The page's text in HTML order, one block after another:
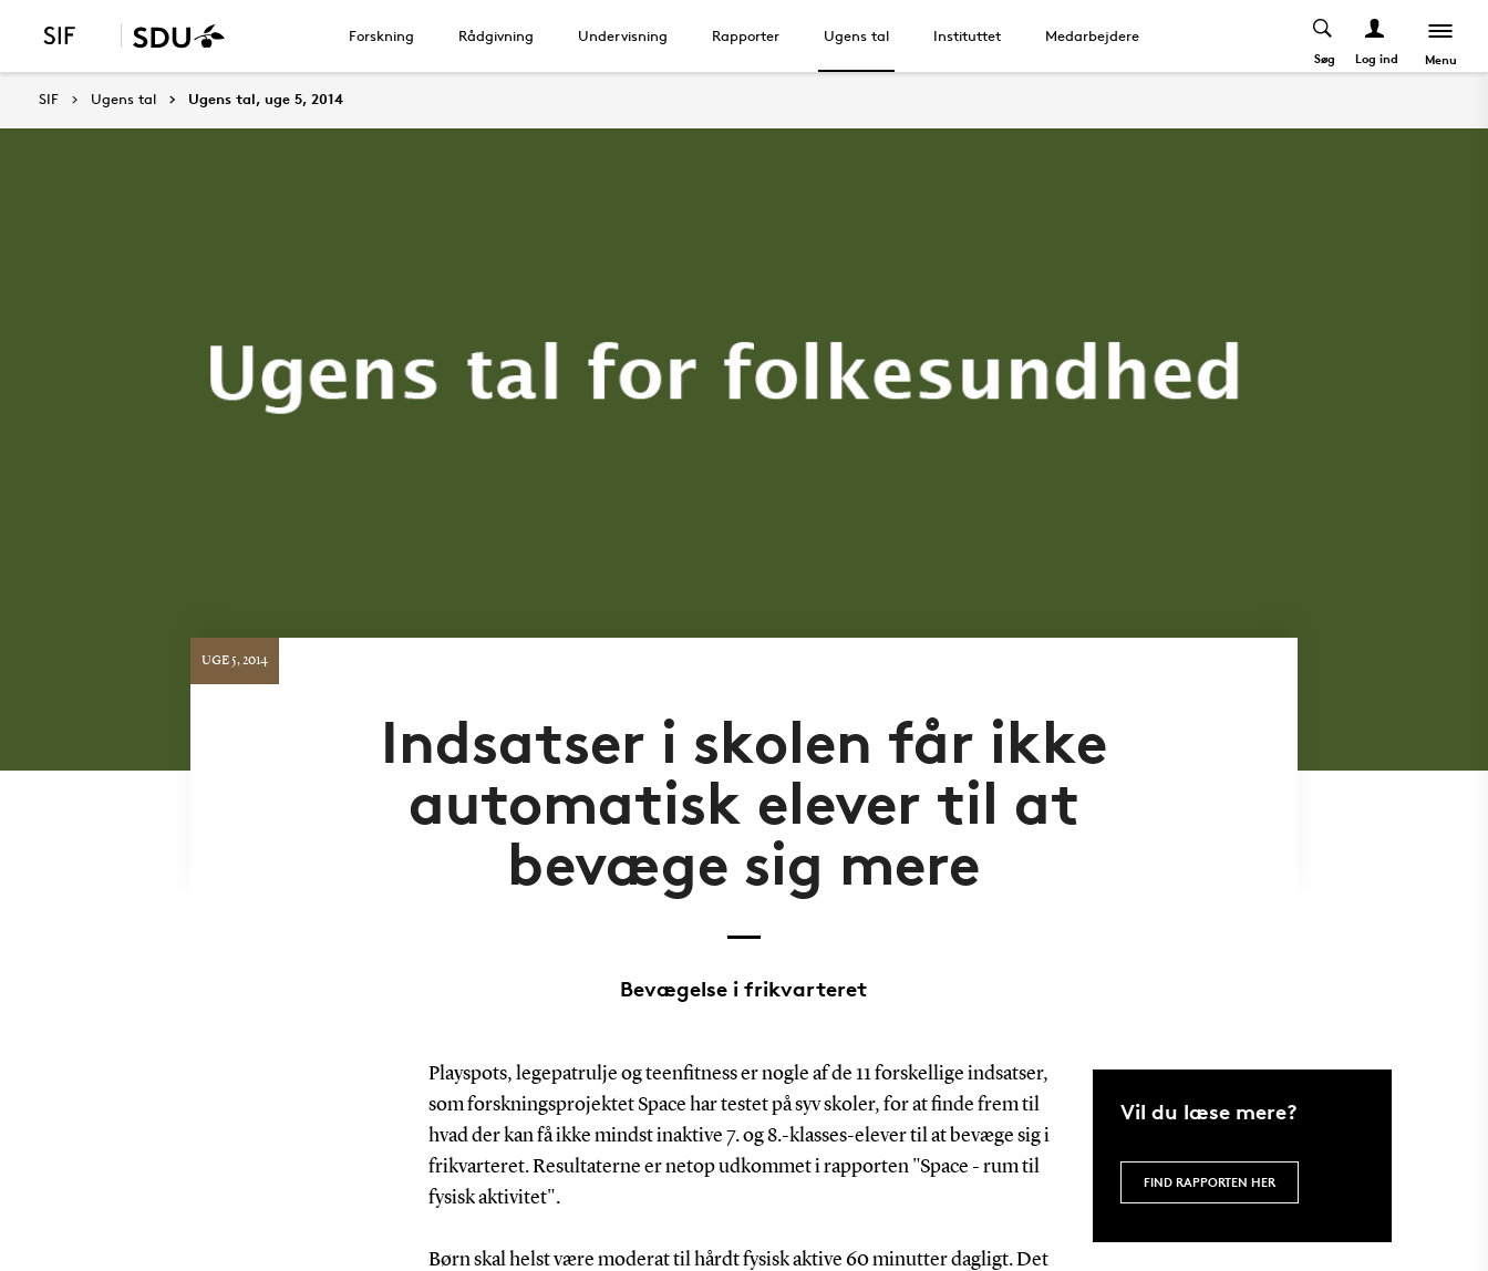
Forskning Rådgivning Undervisning Rapporter Ugens tal Instituttet Medarbejdere
Søg Log ind Menu
SIF Ugens tal Ugens tal, uge 5, 2014
UGE 5, 2014
Indsatser i skolen får ikke
automatisk elever til at
bevæge sig mere
Bevægelse i frikvarteret
Playspots, legepatrulje og teenfitness er nogle af de 11 forskellige indsatser,
som forskningsprojektet Space har testet på syv skoler, for at finde frem til
hvad der kan få ikke mindst inaktive 7. og 8.-klasses-elever til at bevæge sig i
frikvarteret. Resultaterne er netop udkommet i rapporten "Space - rum til
fysisk aktivitet".
Børn skal helst være moderat til hårdt fysisk aktive 60 minutter dagligt. Det
Vil du læse mere?
FIND RAPPORTEN HER